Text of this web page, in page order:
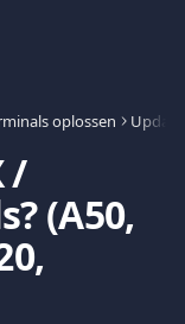
oplossen Update
/
(A50,